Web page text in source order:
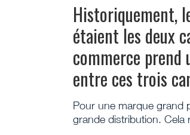
Historiquement,
étaient les deux
commerce prend
entre ces trois
Pour une marque grand
grande distribution. Cela